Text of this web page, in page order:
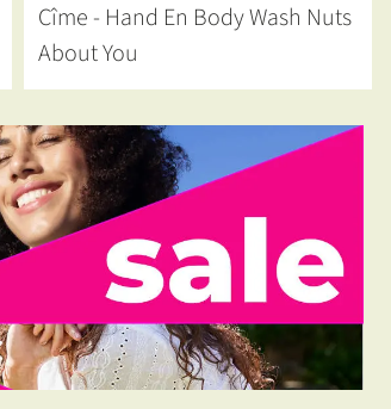
Cîme - Hand En Body Wash Nuts
About You